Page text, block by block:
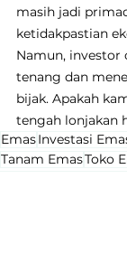
masih jadi
ketidakpastian
Namun, investor
tenang dan
bijak. Apakah
tengah lonjakan
EmasInvestasi
Tanam EmasToko